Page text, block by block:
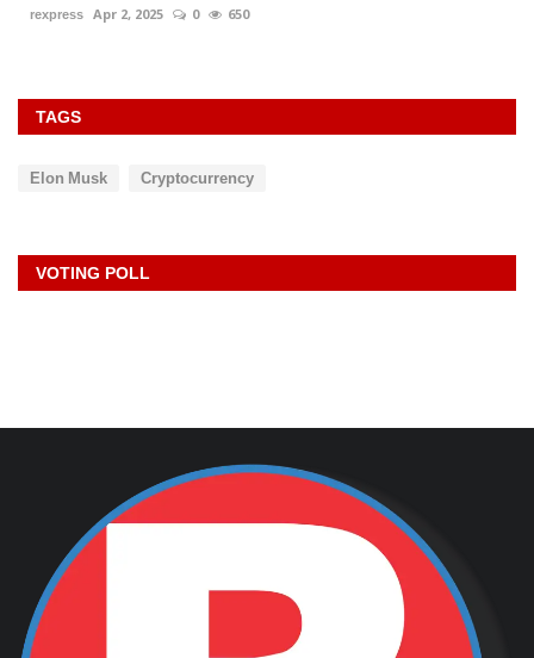
rexpress Apr 2, 2025 0 650
TAGS
Elon Musk Cryptocurrency
VOTING POLL